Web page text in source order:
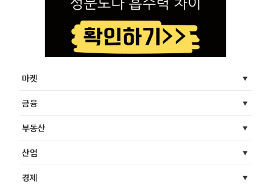
마켓
금융
부동산
산업
경제